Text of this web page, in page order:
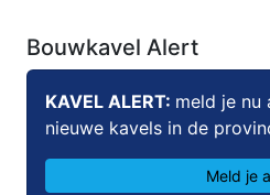
Bouwkavel Alert
KAVEL ALERT: meld je nu
nieuwe kavels in de
Meld je